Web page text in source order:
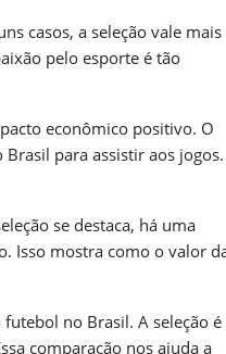
casos, a seleção vale mais
pelo esporte é tão
econômico positivo. O
para assistir aos jogos.
se destaca, há uma
Isso mostra como o valor
no Brasil. A seleção é
comparação nos ajuda a